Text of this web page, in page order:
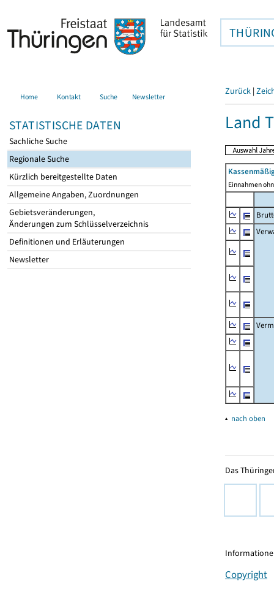
Home Kontakt Suche Newsletter
STATISTISCHE DATEN
Sachliche Suche
Regionale Suche
Kürzlich bereitgestellte Daten
Allgemeine Angaben, Zuordnungen
Gebietsveränderungen,
Änderungen zum Schlüsselverzeichnis
Definitionen und Erläuterungen
Newsletter
Zurück |
Land
Einnahmen
▴ nach oben
Das
Copyright